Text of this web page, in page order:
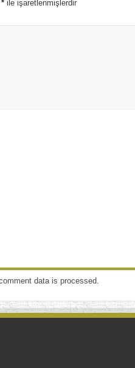
*ile işaretlenmişlerdir
data is processed.